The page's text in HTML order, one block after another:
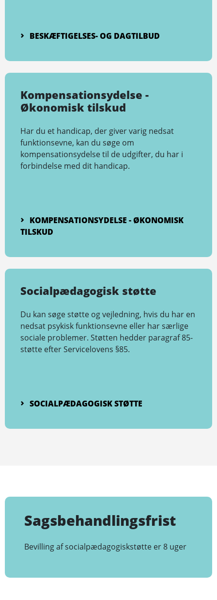
BESKÆFTIGELSES- OG DAGTILBUD
Kompensationsydelse -
Økonomisk tilskud
Har du et handicap, der giver varig nedsat
funktionsevne, kan du søge om
kompensationsydelse til de udgifter, du har i
forbindelse med dit handicap.
KOMPENSATIONSYDELSE - ØKONOMISK
TILSKUD
Socialpædagogisk støtte
Du kan søge støtte og vejledning, hvis du har en
nedsat psykisk funktionsevne eller har særlige
sociale problemer. Støtten hedder paragraf 85-
støtte efter Servicelovens §85.
SOCIALPÆDAGOGISK STØTTE
Sagsbehandlingsfrist
Bevilling af socialpædagogiskstøtte er 8 uger